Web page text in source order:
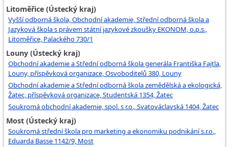
Litoměřice (Ústecký kraj)
Vyšší odborná škola, Obchodní akademie, Střední odborná škola a
Jazyková škola s právem státní jazykové zkoušky EKONOM, o.p.s.,
Litoměřice, Palackého 730/1
Louny (Ústecký kraj)
Obchodní akademie a Střední odborná škola generála Františka Fajtla,
Louny, příspěvková organizace, Osvoboditelů 380, Louny
Obchodní akademie a Střední odborná škola zemědělská a ekologická,
Žatec, příspěvková organizace, Studentská 1354, Žatec
Soukromá obchodní akademie, spol. s r.o., Svatováclavská 1404, Žatec
Most (Ústecký kraj)
Soukromá střední škola pro marketing a ekonomiku podnikání s.r.o.,
Eduarda Basse 1142/9, Most